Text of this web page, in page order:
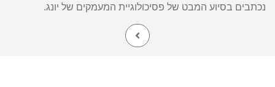
נכתבים בסיוע המבט של פסיכולוגיית המעמקים של יונג.